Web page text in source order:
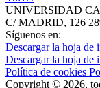
UNIVERSIDAD
C/ MADRID, 126
Síguenos en:
Descargar la hoja de
Descargar la hoja de
Política de cookies
Copyright © 2026,